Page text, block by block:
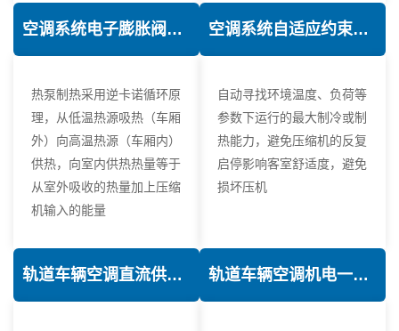
空调系统电子膨胀阀热力学优化技术
热泵制热采用逆卡诺循环原
理，从低温热源吸热（车厢
外）向高温热源（车厢内）
供热，向室内供热热量等于
从室外吸收的热量加上压缩
机输入的能量
空调系统自适应约束控制技术
自动寻找环境温度、负荷等
参数下运行的最大制冷或制
热能力，避免压缩机的反复
启停影响客室舒适度，避免
损坏压机
轨道车辆空调直流供电技术 轨道车辆空调机电一体化技术